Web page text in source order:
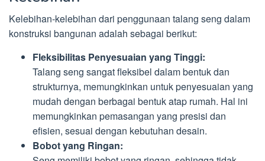
Kelebihan-kelebihan dari penggunaan talang seng dalam
konstruksi bangunan adalah sebagai berikut:
Fleksibilitas Penyesuaian yang Tinggi:
Talang seng sangat fleksibel dalam bentuk dan
strukturnya, memungkinkan untuk penyesuaian yang
mudah dengan berbagai bentuk atap rumah. Hal ini
memungkinkan pemasangan yang presisi dan
efisien, sesuai dengan kebutuhan desain.
Bobot yang Ringan: